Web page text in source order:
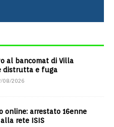
al bancomat di Villa
distrutta e fuga
08/2026
online: arrestato 16enne
rete ISIS